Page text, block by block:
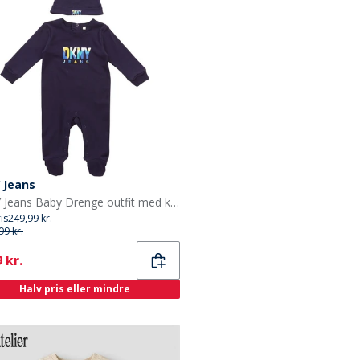
Jeans
DKNY Jeans Baby Drenge outfit med knudehat sæt Navy
249,99 kr.
kr.
kr.
Halv pris eller mindre